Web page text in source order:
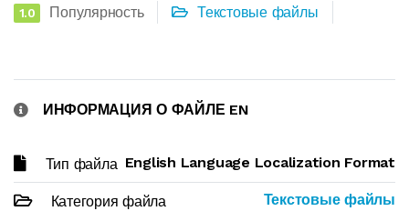
1.0 Популярность Текстовые файлы
ИНФОРМАЦИЯ О ФАЙЛЕ EN
Тип файла English Language Localization Format
Категория файла Текстовые файлы